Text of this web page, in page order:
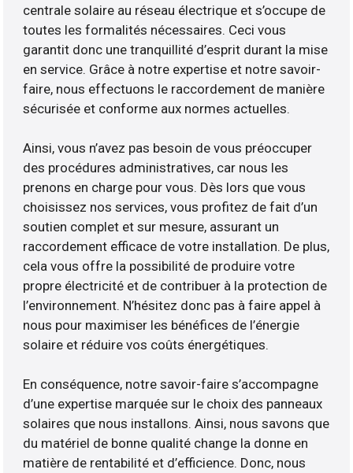
centrale solaire au réseau électrique et s’occupe de
toutes les formalités nécessaires. Ceci vous
garantit donc une tranquillité d’esprit durant la mise
en service. Grâce à notre expertise et notre savoir-
faire, nous effectuons le raccordement de manière
sécurisée et conforme aux normes actuelles.
Ainsi, vous n’avez pas besoin de vous préoccuper
des procédures administratives, car nous les
prenons en charge pour vous. Dès lors que vous
choisissez nos services, vous profitez de fait d’un
soutien complet et sur mesure, assurant un
raccordement efficace de votre installation. De plus,
cela vous offre la possibilité de produire votre
propre électricité et de contribuer à la protection de
l’environnement. N’hésitez donc pas à faire appel à
nous pour maximiser les bénéfices de l’énergie
solaire et réduire vos coûts énergétiques.
En conséquence, notre savoir-faire s’accompagne
d’une expertise marquée sur le choix des panneaux
solaires que nous installons. Ainsi, nous savons que
du matériel de bonne qualité change la donne en
matière de rentabilité et d’efficience. Donc, nous